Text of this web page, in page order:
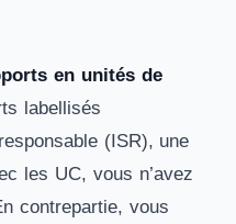
en unités de
labellisés
(ISR), une
les UC, vous n’avez
contrepartie, vous